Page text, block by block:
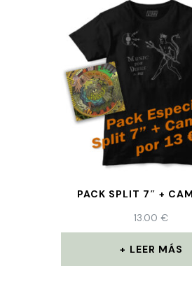
PACK SPLIT 7″ +
13.00€
LEER MÁS